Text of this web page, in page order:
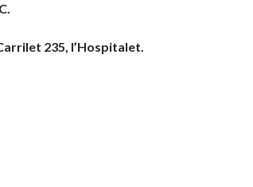
235, l’Hospitalet.